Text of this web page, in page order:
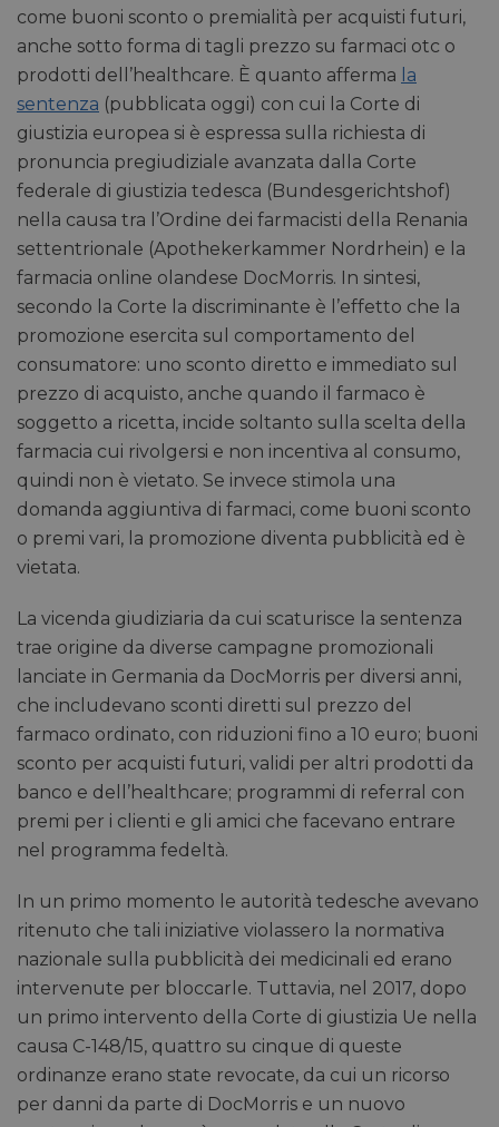
come buoni sconto o premialità per acquisti futuri,
anche sotto forma di tagli prezzo su farmaci otc o
prodotti dell’healthcare. È quanto afferma la
sentenza (pubblicata oggi) con cui la Corte di
giustizia europea si è espressa sulla richiesta di
pronuncia pregiudiziale avanzata dalla Corte
federale di giustizia tedesca (Bundesgerichtshof)
nella causa tra l’Ordine dei farmacisti della Renania
settentrionale (Apothekerkammer Nordrhein) e la
farmacia online olandese DocMorris. In sintesi,
secondo la Corte la discriminante è l’effetto che la
promozione esercita sul comportamento del
consumatore: uno sconto diretto e immediato sul
prezzo di acquisto, anche quando il farmaco è
soggetto a ricetta, incide soltanto sulla scelta della
farmacia cui rivolgersi e non incentiva al consumo,
quindi non è vietato. Se invece stimola una
domanda aggiuntiva di farmaci, come buoni sconto
o premi vari, la promozione diventa pubblicità ed è
vietata.
La vicenda giudiziaria da cui scaturisce la sentenza
trae origine da diverse campagne promozionali
lanciate in Germania da DocMorris per diversi anni,
che includevano sconti diretti sul prezzo del
farmaco ordinato, con riduzioni fino a 10 euro; buoni
sconto per acquisti futuri, validi per altri prodotti da
banco e dell’healthcare; programmi di referral con
premi per i clienti e gli amici che facevano entrare
nel programma fedeltà.
In un primo momento le autorità tedesche avevano
ritenuto che tali iniziative violassero la normativa
nazionale sulla pubblicità dei medicinali ed erano
intervenute per bloccarle. Tuttavia, nel 2017, dopo
un primo intervento della Corte di giustizia Ue nella
causa C-148/15, quattro su cinque di queste
ordinanze erano state revocate, da cui un ricorso
per danni da parte di DocMorris e un nuovo